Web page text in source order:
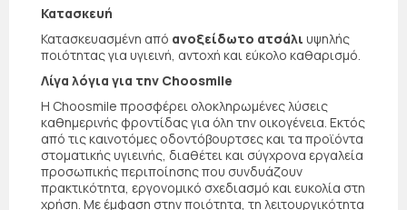
Κατασκευή
Κατασκευασμένη από ανοξείδωτο ατσάλι υψηλής
ποιότητας για υγιεινή, αντοχή και εύκολο καθαρισμό.
Λίγα λόγια για την Choosmile
Η Choosmile προσφέρει ολοκληρωμένες λύσεις
καθημερινής φροντίδας για όλη την οικογένεια. Εκτός
από τις καινοτόμες οδοντόβουρτσες και τα προϊόντα
στοματικής υγιεινής, διαθέτει και σύγχρονα εργαλεία
προσωπικής περιποίησης που συνδυάζουν
πρακτικότητα, εργονομικό σχεδιασμό και ευκολία στη
χρήση. Με έμφαση στην ποιότητα, τη λειτουργικότητα